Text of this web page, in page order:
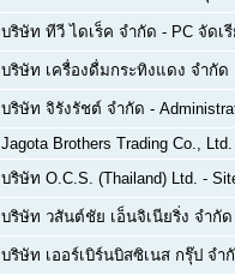
บริษัท ทีวี ไดเร็ค จำกัด - PC จัดเ
บริษัท เครื่องดื่มกระทิงแดง จำกัด
บริษัท จิรังรัชต์ จำกัด -
Jagota Brothers Trading Co., Ltd.
บริษัท O.C.S. (Thailand) Ltd. -
บริษัท วสันต์ชัย เอ็นจิเนียริ่ง จำกัด
บริษัท เออร์เบิร์นบิสซิเนส กรุ๊ป จำ